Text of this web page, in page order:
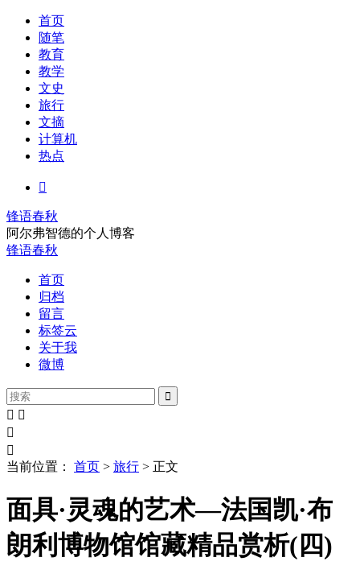
首页
随笔
教育
教学
文史
旅行
文摘
计算机
热点

锋语春秋
阿尔弗智德的个人博客
锋语春秋
首页
归档
留言
标签云
关于我
微博

 


当前位置： 首页 > 旅行 > 正文
面具·灵魂的艺术—法国凯·布
朗利博物馆馆藏精品赏析(四)